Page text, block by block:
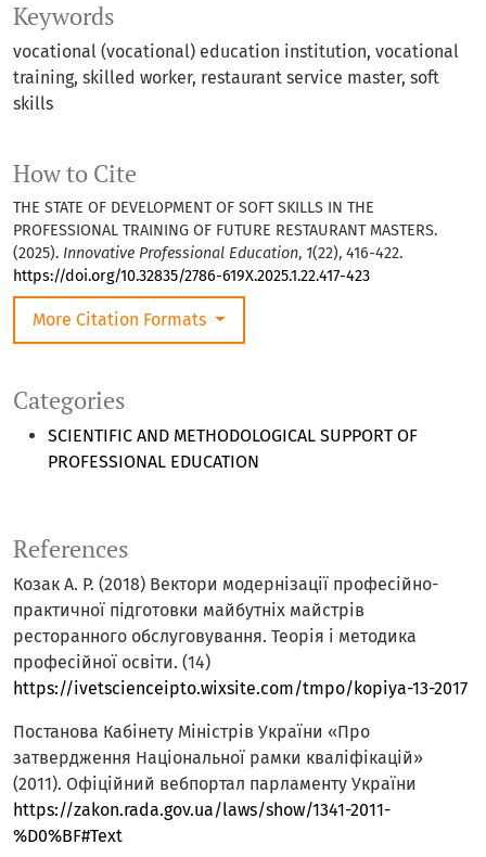
Keywords
vocational (vocational) education institution, vocational
training, skilled worker, restaurant service master, soft
skills
Categories
SCIENTIFIC AND METHODOLOGICAL SUPPORT OF
PROFESSIONAL EDUCATION
How to Cite
THE STATE OF DEVELOPMENT OF SOFT SKILLS IN THE
PROFESSIONAL TRAINING OF FUTURE RESTAURANT MASTERS.
(2025). Innovative Professional Education, 1(22), 416-422.
https://doi.org/10.32835/2786-619X.2025.1.22.417-423
More Citation Formats
References
Козак А. Р. (2018) Вектори модернізації професійно-
практичної підготовки майбутніх майстрів
ресторанного обслуговування. Теорія і методика
професійної освіти. (14)
https://ivetscienceipto.wixsite.com/tmpo/kopiya-13-2017
Постанова Кабінету Міністрів України «Про
затвердження Національної рамки кваліфікацій»
(2011). Офіційний вебпортал парламенту України
https://zakon.rada.gov.ua/laws/show/1341-2011-
%D0%BF#Text